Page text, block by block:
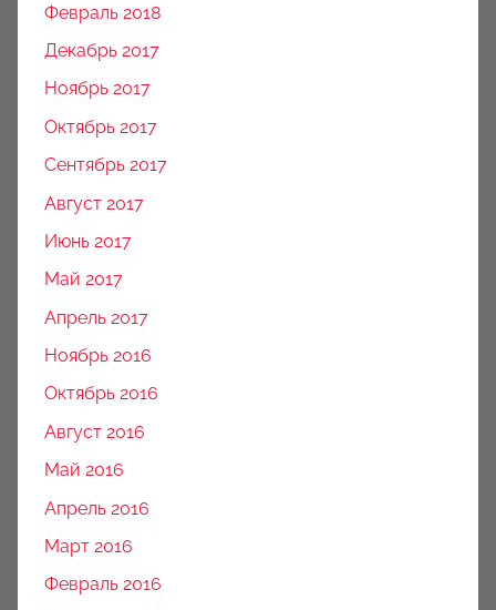
Февраль 2018
Декабрь 2017
Ноябрь 2017
Октябрь 2017
Сентябрь 2017
Август 2017
Июнь 2017
Май 2017
Апрель 2017
Ноябрь 2016
Октябрь 2016
Август 2016
Май 2016
Апрель 2016
Март 2016
Февраль 2016